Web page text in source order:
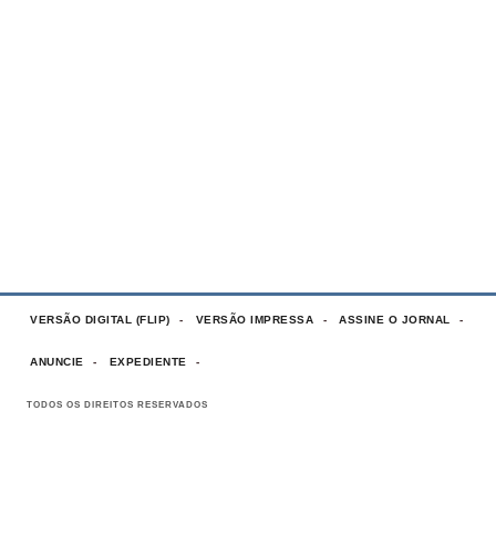
VERSÃO DIGITAL (FLIP) VERSÃO IMPRESSA ASSINE O JORNAL
ANUNCIE EXPEDIENTE
TODOS OS DIREITOS RESERVADOS